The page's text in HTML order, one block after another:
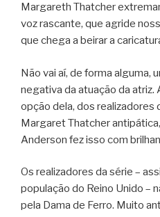
Margareth Thatcher
voz rascante, que agride
que chega a beirar a
Não vai aí, de forma alguma,
negativa da atuação da atriz.
opção dela, dos realizadores
Margaret Thatcher
Anderson fez isso com
Os realizadores da série –
população do Reino Unido –
pela Dama de Ferro. Muito